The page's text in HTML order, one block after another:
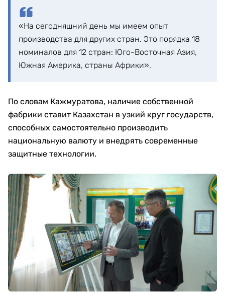
«На сегодняшний день мы имеем опыт
производства для других стран. Это порядка 18
номиналов для 12 стран: Юго-Восточная Азия,
Южная Америка, страны Африки».
По словам Кажмуратова, наличие собственной
фабрики ставит Казахстан в узкий круг государств,
способных самостоятельно производить
национальную валюту и внедрять современные
защитные технологии.